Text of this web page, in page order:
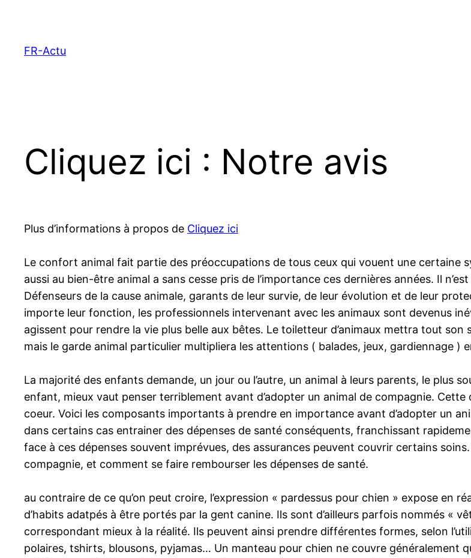
contenu
FR-Actu
Cliquez ici : Notre avis
Plus d’informations à propos de Cliquez ici
Le confort animal fait partie des préoccupations de tous ceux qui vouent une certaine
aussi au bien-être animal a sans cesse pris de l’importance ces dernières années. Il
Défenseurs de la cause animale, garants de leur survie, de leur évolution et de leur
importe leur fonction, les professionnels intervenant avec les animaux sont devenus
agissent pour rendre la vie plus belle aux bêtes. Le toiletteur d’animaux mettra tout
mais le garde animal particulier multipliera les attentions ( balades, jeux, gardiennage )
La majorité des enfants demande, un jour ou l’autre, un animal à leurs parents, le plus
enfant, mieux vaut penser terriblement avant d’adopter un animal de compagnie.
coeur. Voici les composants importants à prendre en importance avant d’adopter un
dans certains cas entrainer des dépenses de santé conséquents, franchissant
face à ces dépenses souvent imprévues, des assurances peuvent couvrir certains
compagnie, et comment se faire rembourser les dépenses de santé.
au contraire de ce qu’on peut croire, l’expression « pardessus pour chien » expose en
d’habits adatpés à être portés par la gent canine. Ils sont d’ailleurs parfois nommés «
correspondant mieux à la réalité. Ils peuvent ainsi prendre différentes formes, selon
polaires, tshirts, blousons, pyjamas… Un manteau pour chien ne couvre généralement